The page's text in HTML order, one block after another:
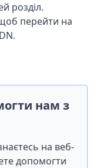
розділ.
перейти на
нам з
на веб-
допомогти